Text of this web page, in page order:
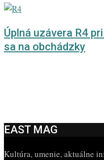
Úplná uzávera R4
sa na obchádzky
EAST MAG
Kultúra, umenie, aktuálne